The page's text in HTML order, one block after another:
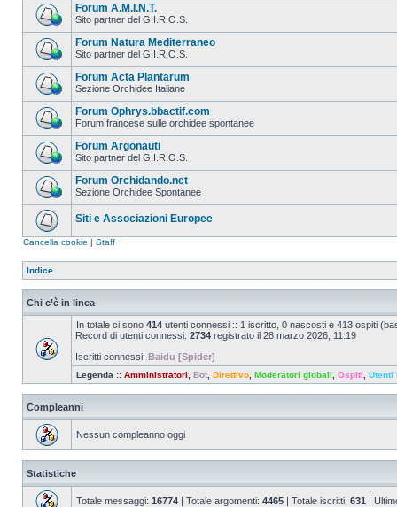
Forum A.M.I.N.T.
Sito partner del G.I.R.O.S.
Forum Natura Mediterraneo
Sito partner del G.I.R.O.S.
Forum Acta Plantarum
Sezione Orchidee Italiane
Forum Ophrys.bbactif.com
Forum francese sulle orchidee spontanee
Forum Argonauti
Sito partner del G.I.R.O.S.
Forum Orchidando.net
Sezione Orchidee Spontanee
Siti e Associazioni Europee
Cancella cookie | Staff
Indice
Chi c’è in linea
In totale ci sono 414 utenti connessi :: 1 iscritto, 0 nascosti e 413 ospiti
Record di utenti connessi: 2734 registrato il 28 marzo 2026, 11:19
Iscritti connessi: Baidu [Spider]
Legenda :: Amministratori Bot Direttivo Moderatori globali Ospiti Utenti
Compleanni
Nessun compleanno oggi
Statistiche
Totale messaggi: 16774 | Totale argomenti: 4465 | Totale iscritti: 631 |